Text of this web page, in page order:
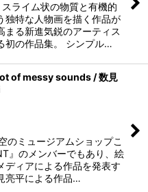
ライム状の物質と有機的
独特な人物画を描く作品が
まる新進気鋭のアーティス
初の作品集。 シンプル…
of messy sounds / 数見
のミュージアムショップこ
』のメンバーでもあり、絵
ディアによる作品を発表す
亮平による作品…